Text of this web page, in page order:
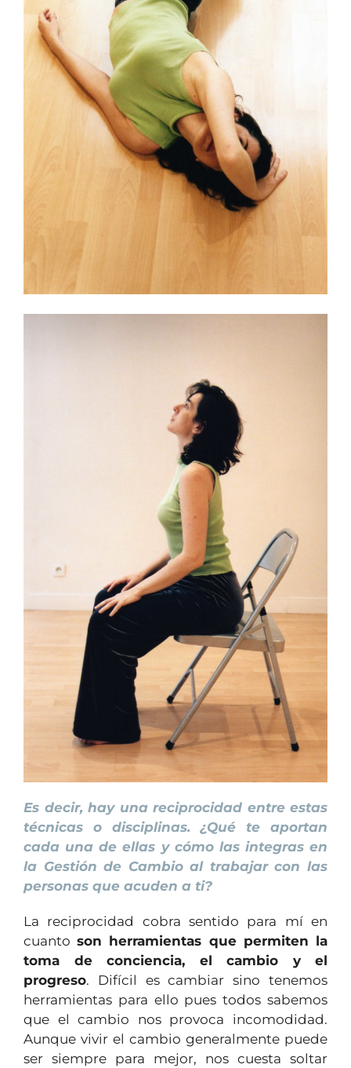
Es decir, hay una reciprocidad entre estas
técnicas o disciplinas. ¿Qué te aportan
cada una de ellas y cómo las integras en
la Gestión de Cambio al trabajar con las
personas que acuden a ti?
La reciprocidad cobra sentido para mí en
cuantoson herramientas que permiten la
toma de conciencia, el cambio y el
progreso. Difícil es cambiar sino tenemos
herramientas para ello pues todos sabemos
que el cambio nos provoca incomodidad.
Aunque vivir el cambio generalmente puede
ser siempre para mejor, nos cuesta soltar